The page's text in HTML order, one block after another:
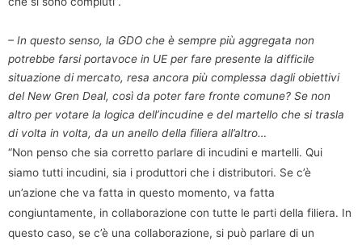
– In questo senso, la GDO che è sempre più aggregata non
potrebbe farsi portavoce in UE per fare presente la difficile
situazione di mercato, resa ancora più complessa dagli obiettivi
del New Gren Deal, così da poter fare fronte comune? Se non
altro per votare la logica dell’incudine e del martello che si trasla
di volta in volta, da un anello della filiera all’altro…
“Non penso che sia corretto parlare di incudini e martelli. Qui
siamo tutti incudini, sia i produttori che i distributori. Se c’è
un’azione che va fatta in questo momento, va fatta
congiuntamente, in collaborazione con tutte le parti della filiera. In
questo caso, se c’è una collaborazione, si può parlare di un